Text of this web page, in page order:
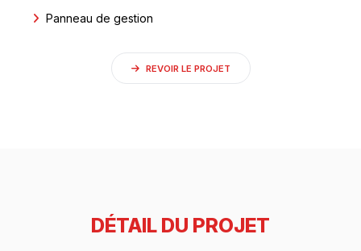
Panneau de gestion
REVOIR LE PROJET
DÉTAIL DU PROJET